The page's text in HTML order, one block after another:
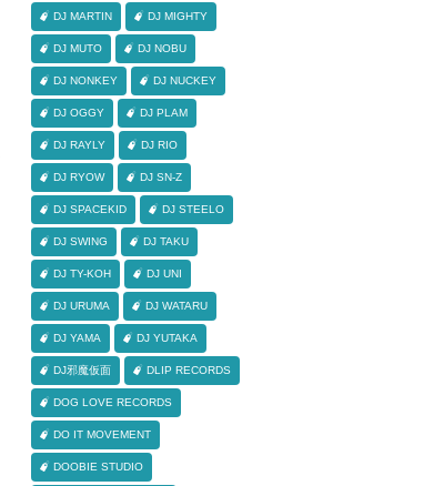
DJ MARTIN DJ MIGHTY
DJ MUTO DJ NOBU
DJ NONKEY DJ NUCKEY
DJ OGGY DJ PLAM
DJ RAYLY DJ RIO
DJ RYOW DJ SN-Z
DJ SPACEKID DJ STEELO
DJ SWING DJ TAKU
DJ TY-KOH DJ UNI
DJ URUMA DJ WATARU
DJ YAMA DJ YUTAKA
DJ邪魔仮面 DLIP RECORDS
DOG LOVE RECORDS
DO IT MOVEMENT
DOOBIE STUDIO